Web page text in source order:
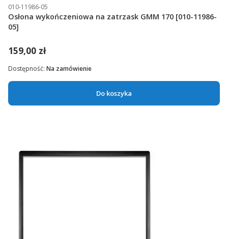
010-11986-05
Osłona wykończeniowa na zatrzask GMM 170 [010-11986-
05]
159,00 zł
Do koszyka
Dostępność: Na zamówienie